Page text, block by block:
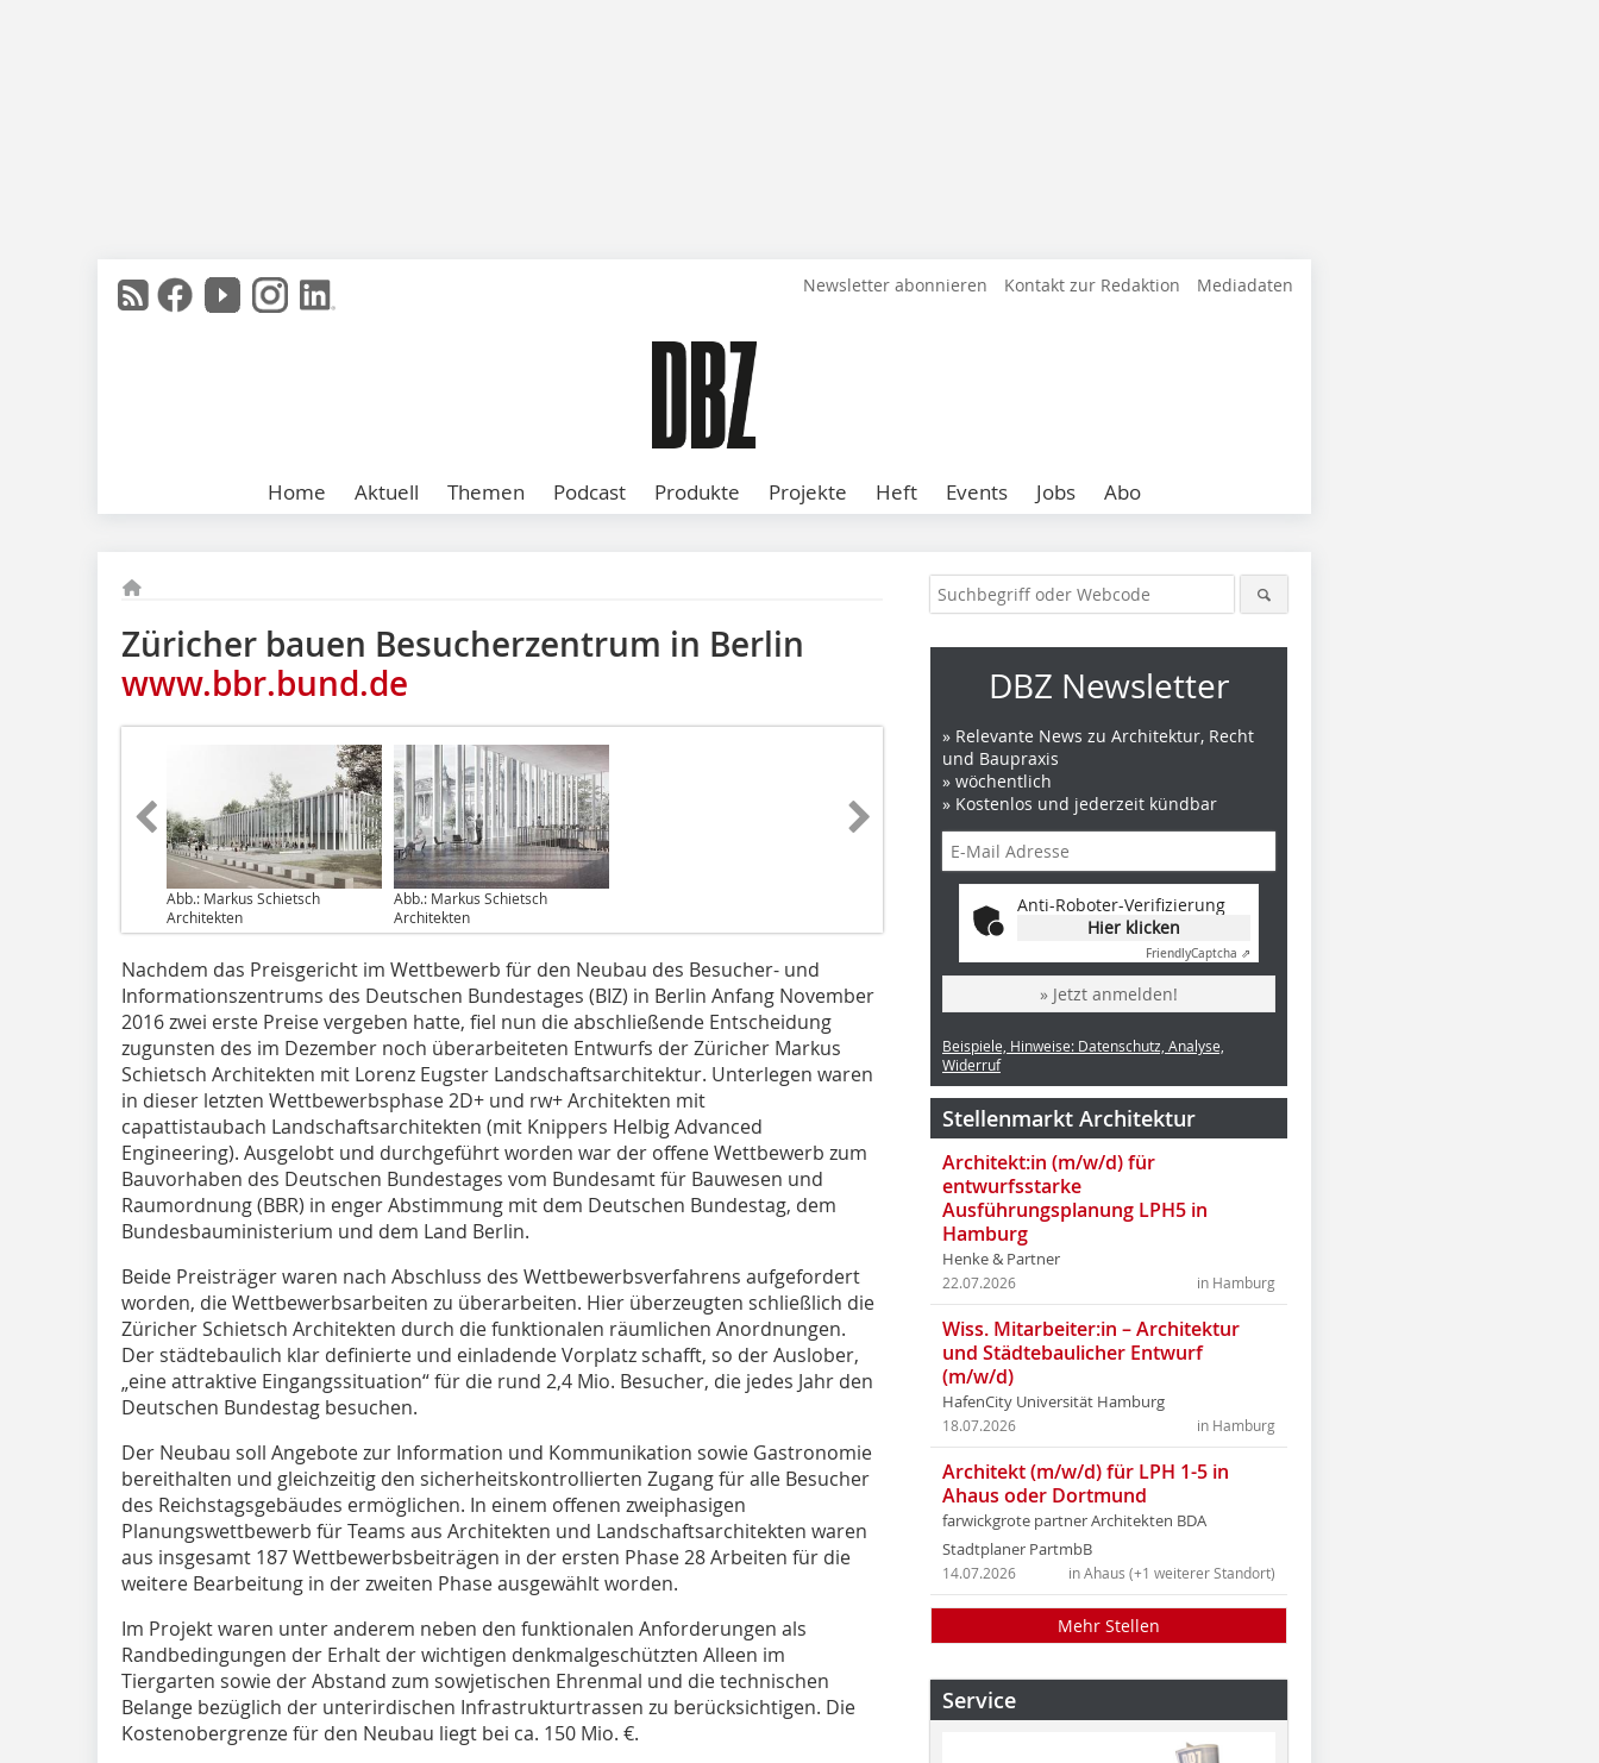
Newsletter abonnieren Kontakt zur Redaktion Mediadaten
Home Aktuell Themen Podcast Produkte Projekte Heft Events Jobs Abo
Züricher bauen Besucherzentrum in Berlin
www.bbr.bund.de
Abb.: Markus Schietsch
Architekten
Abb.: Markus Schietsch
Architekten
Nachdem das Preisgericht im Wettbewerb für den Neubau des Besucher- und
Informationszentrums des Deutschen Bundestages (BIZ) in Berlin Anfang November
2016 zwei erste Preise vergeben hatte, fiel nun die abschließende Entscheidung
zugunsten des im Dezember noch überarbeiteten Entwurfs der Züricher Markus
Schietsch Architekten mit Lorenz Eugster Landschaftsarchitektur. Unterlegen waren
in dieser letzten Wettbewerbsphase 2D+ und rw+ Architekten mit
capattistaubach Landschaftsarchitekten (mit Knippers Helbig Advanced
Engineering). Ausgelobt und durchgeführt worden war der offene Wettbewerb zum
Bauvorhaben des Deutschen Bundestages vom Bundesamt für Bauwesen und
Raumordnung (BBR) in enger Abstimmung mit dem Deutschen Bundestag, dem
Bundesbauministerium und dem Land Berlin.
Beide Preisträger waren nach Abschluss des Wettbewerbsverfahrens aufgefordert
worden, die Wettbewerbsarbeiten zu überarbeiten. Hier überzeugten schließlich die
Züricher Schietsch Architekten durch die funktionalen räumlichen Anordnungen.
Der städtebaulich klar definierte und einladende Vorplatz schafft, so der Auslober,
„eine attraktive Eingangssituation“ für die rund 2,4 Mio. Besucher, die jedes Jahr den
Deutschen Bundestag besuchen.
Der Neubau soll Angebote zur Information und Kommunikation sowie Gastronomie
bereithalten und gleichzeitig den sicherheitskontrollierten Zugang für alle Besucher
des Reichstagsgebäudes ermöglichen. In einem offenen zweiphasigen
Planungswettbewerb für Teams aus Architekten und Landschaftsarchitekten waren
aus insgesamt 187 Wettbewerbsbeiträgen in der ersten Phase 28 Arbeiten für die
weitere Bearbeitung in der zweiten Phase ausgewählt worden.
Im Projekt waren unter anderem neben den funktionalen Anforderungen als
Randbedingungen der Erhalt der wichtigen denkmalgeschützten Alleen im
Tiergarten sowie der Abstand zum sowjetischen Ehrenmal und die technischen
Belange bezüglich der unterirdischen Infrastrukturtrassen zu berücksichtigen. Die
Kostenobergrenze für den Neubau liegt bei ca. 150 Mio. €.
DBZ Newsletter
» Relevante News zu Architektur, Recht
und Baupraxis
» wöchentlich
» Kostenlos und jederzeit kündbar
Anti-Roboter-Verifizierung
Hier klicken
FriendlyCaptcha ⇗
» Jetzt anmelden!
Beispiele, Hinweise: Datenschutz, Analyse,
Widerruf
Stellenmarkt Architektur
Architekt:in (m/w/d) für
entwurfsstarke
Ausführungsplanung LPH5 in
Hamburg
Henke & Partner
in Hamburg
22.07.2026
Wiss. Mitarbeiter:in – Architektur
und Städtebaulicher Entwurf
(m/w/d)
HafenCity Universität Hamburg
in Hamburg
18.07.2026
Architekt (m/w/d) für LPH 1-5 in
Ahaus oder Dortmund
farwickgrote partner Architekten BDA
Stadtplaner PartmbB
in Ahaus (+1 weiterer Standort)
14.07.2026
Mehr Stellen
Service